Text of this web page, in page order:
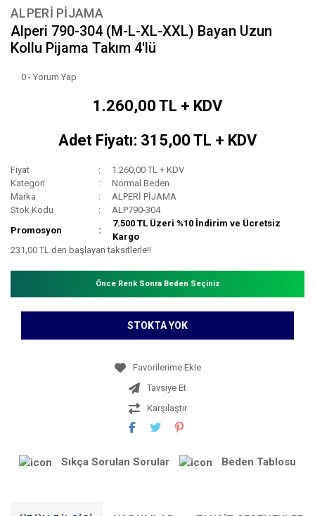
ALPERİ PİJAMA
Alperi 790-304 (M-L-XL-XXL) Bayan Uzun
Kollu Pijama Takım 4'lü
0 - Yorum Yap
1.260,00 TL + KDV
Adet Fiyatı: 315,00 TL + KDV
Fiyat
1.260,00 TL + KDV
Kategori
Normal Beden
Marka
ALPERİ PİJAMA
Stok Kodu
ALP790-304
Promosyon
7.500 TL Üzeri %10 İndirim ve Ücretsiz
Kargo
231,00 TL den başlayan taksitlerle!!
Önce Renk Sonra Beden Seçiniz
STOKTA YOK
Tavsiye Et
Karşılaştır
Sıkça Sorulan Sorular Beden Tablosu